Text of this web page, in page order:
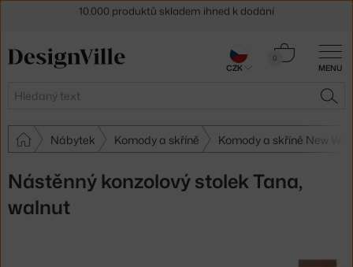
MENU
Hledat
0
Košík
Nábytek Komody a skříně Komody a skříně New
Nástěnný konzolový stolek Tana,
walnut
30 dní na vrácení zboží
CZK